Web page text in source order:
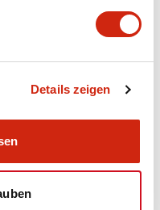
Details zeigen
rating)